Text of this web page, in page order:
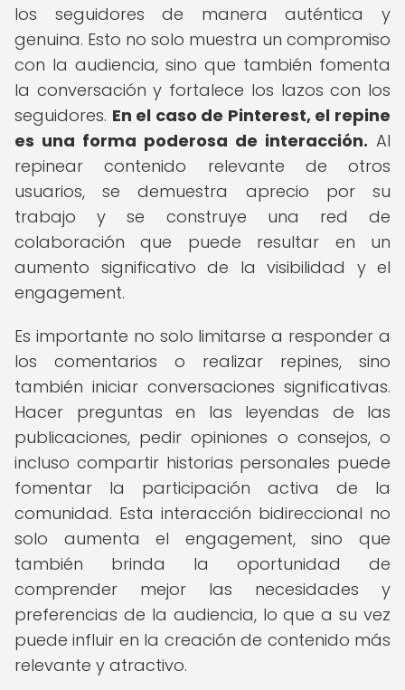
los seguidores de manera auténtica y
genuina. Esto no solo muestra un compromiso
con la audiencia, sino que también fomenta
la conversación y fortalece los lazos con los
seguidores. En el caso de Pinterest, el repine
es una forma poderosa de interacción. Al
repinear contenido relevante de otros
usuarios, se demuestra aprecio por su
trabajo y se construye una red de
colaboración que puede resultar en un
aumento significativo de la visibilidad y el
engagement.
Es importante no solo limitarse a responder a
los comentarios o realizar repines, sino
también iniciar conversaciones significativas.
Hacer preguntas en las leyendas de las
publicaciones, pedir opiniones o consejos, o
incluso compartir historias personales puede
fomentar la participación activa de la
comunidad. Esta interacción bidireccional no
solo aumenta el engagement, sino que
también brinda la oportunidad de
comprender mejor las necesidades y
preferencias de la audiencia, lo que a su vez
puede influir en la creación de contenido más
relevante y atractivo.